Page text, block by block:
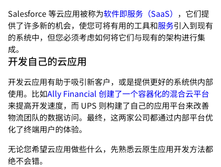
Salesforce 等云应用被称为软件即服务（SaaS） ，它们提
供了许多新的机会，使您可将有用的工具和服务引入到现有
的系统中，但您必须考虑如何将它们与现有的架构进行集
成。
开发自己的云应用
开发云应用有助于吸引新客户，或是提供更好的系统供内部
使用。比如Ally Financial 创建了一个容器化的混合云平台
来提高开发速度，而 UPS 则构建了自己的应用平台来改善
物流团队的数据访问。最终，这两家公司都通过内部平台优
化了终端用户的体验。
无论您希望云应用做些什么，先熟悉云原生应用开发方法都
绝不会错。